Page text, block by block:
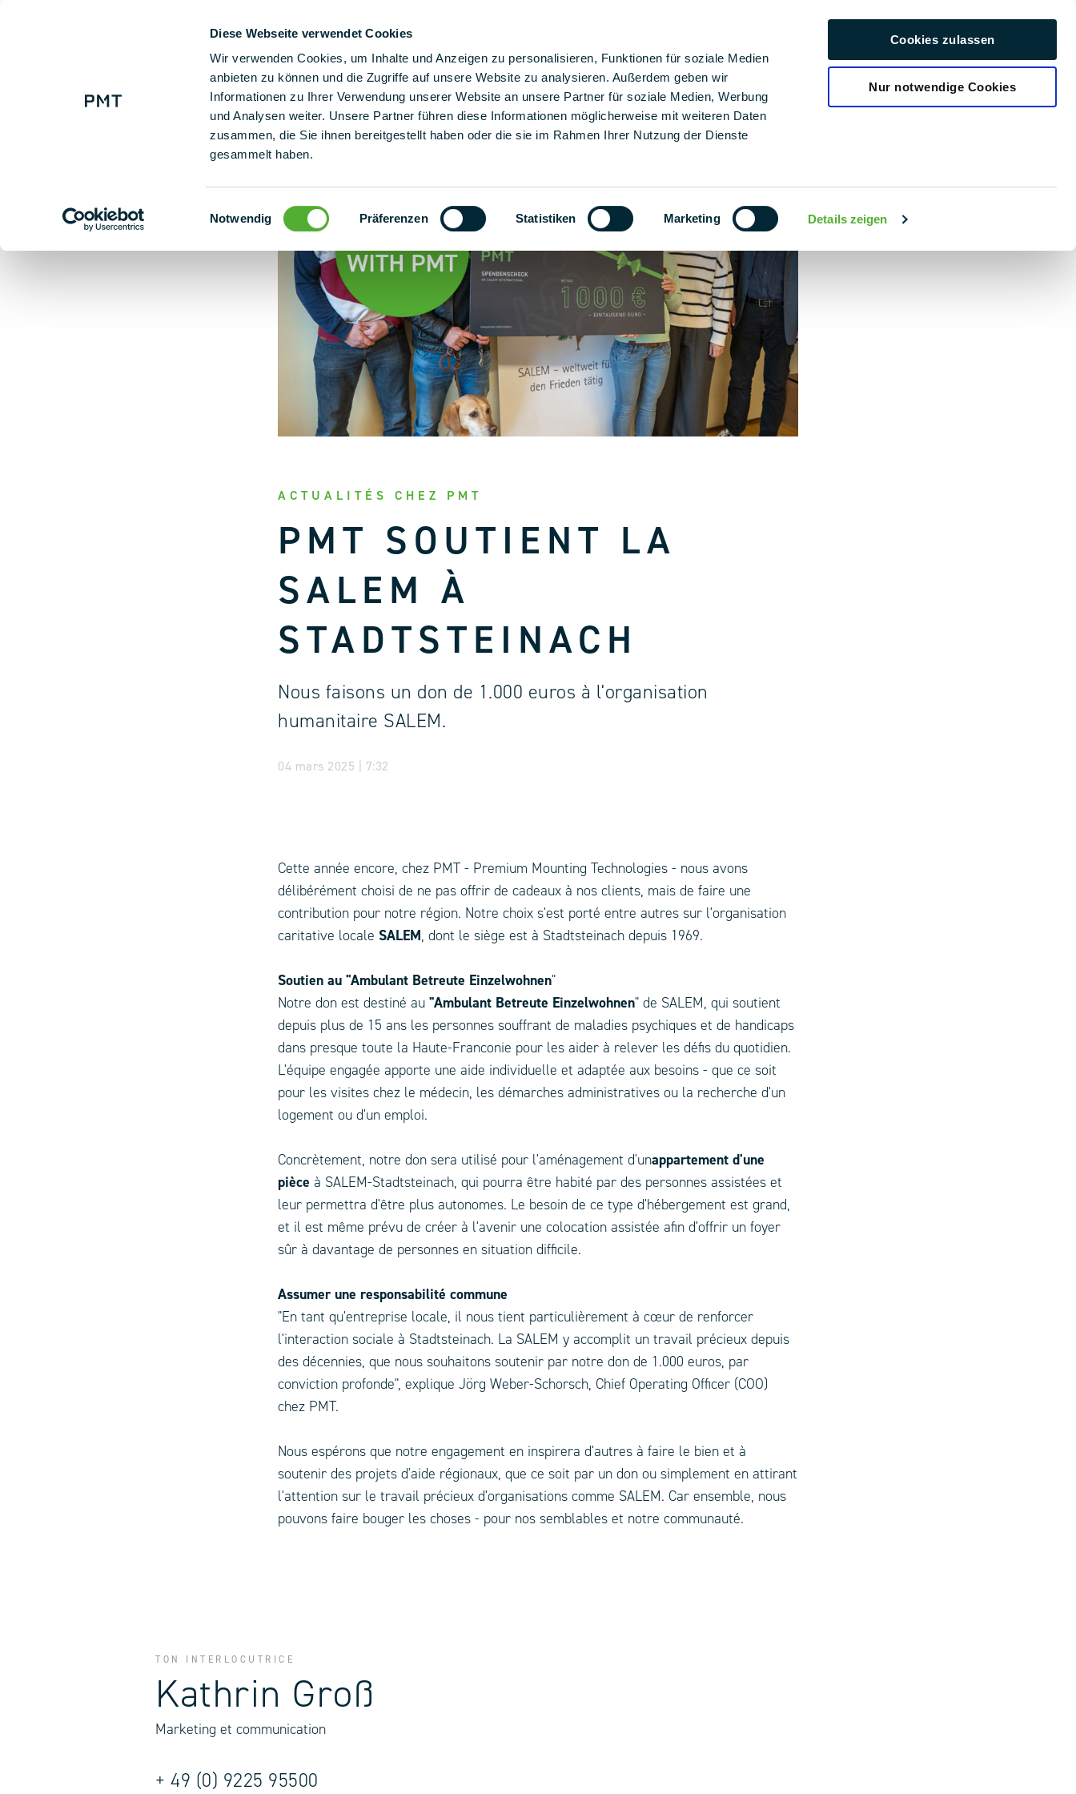
Diese Webseite verwendet Cookies
Wir verwenden Cookies, um Inhalte und Anzeigen zu personalisieren, Funktionen für soziale Medien
anbieten zu können und die Zugriffe auf unsere Website zu analysieren. Außerdem geben wir
Informationen zu Ihrer Verwendung unserer Website an unsere Partner für soziale Medien, Werbung
und Analysen weiter. Unsere Partner führen diese Informationen möglicherweise mit weiteren Daten
zusammen, die Sie ihnen bereitgestellt haben oder die sie im Rahmen Ihrer Nutzung der Dienste
gesammelt haben.
Einwilligungsauswahl
Notwendig Präferenzen Statistiken Marketing Details zeigen
Cookies zulassen
Nur notwendige Cookies
+ 49 (0) 9225 95500 Nos solutions de montage
ACTUALITÉS CHEZ PMT
PMT SOUTIENT LA
SALEM À
STADTSTEINACH
Nous faisons un don de 1.000 euros à l'organisation
humanitaire SALEM.
04 mars 2025 | 7:32
Cette année encore, chez PMT - Premium Mounting Technologies - nous avons
délibérément choisi de ne pas offrir de cadeaux à nos clients, mais de faire une
contribution pour notre région. Notre choix s'est porté entre autres sur l'organisation
caritative locale SALEM, dont le siège est à Stadtsteinach depuis 1969.
Soutien au "Ambulant Betreute Einzelwohnen"
Notre don est destiné au "Ambulant Betreute Einzelwohnen" de SALEM, qui soutient
depuis plus de 15 ans les personnes souffrant de maladies psychiques et de handicaps
dans presque toute la Haute-Franconie pour les aider à relever les défis du quotidien.
L'équipe engagée apporte une aide individuelle et adaptée aux besoins - que ce soit
pour les visites chez le médecin, les démarches administratives ou la recherche d'un
logement ou d'un emploi.
Concrètement, notre don sera utilisé pour l'aménagement d'unappartement d'une
pièce à SALEM-Stadtsteinach, qui pourra être habité par des personnes assistées et
leur permettra d'être plus autonomes. Le besoin de ce type d'hébergement est grand,
et il est même prévu de créer à l'avenir une colocation assistée afin d'offrir un foyer
sûr à davantage de personnes en situation difficile.
Assumer une responsabilité commune
"En tant qu'entreprise locale, il nous tient particulièrement à cœur de renforcer
l'interaction sociale à Stadtsteinach. La SALEM y accomplit un travail précieux depuis
des décennies, que nous souhaitons soutenir par notre don de 1.000 euros, par
conviction profonde", explique Jörg Weber-Schorsch, Chief Operating Officer (COO)
chez PMT.
Nous espérons que notre engagement en inspirera d'autres à faire le bien et à
soutenir des projets d'aide régionaux, que ce soit par un don ou simplement en attirant
l'attention sur le travail précieux d'organisations comme SALEM. Car ensemble, nous
pouvons faire bouger les choses - pour nos semblables et notre communauté.
TON INTERLOCUTRICE
Kathrin Groß
Marketing et communication
+ 49 (0) 9225 95500